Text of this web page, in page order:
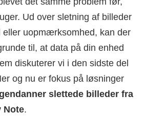
Ud over sletning af billeder
eller uopmærksomhed, kan der
til, at data på din enhed
diskuterer vi i den sidste del
og nu er fokus på løsninger
slettede billeder fra
Note.